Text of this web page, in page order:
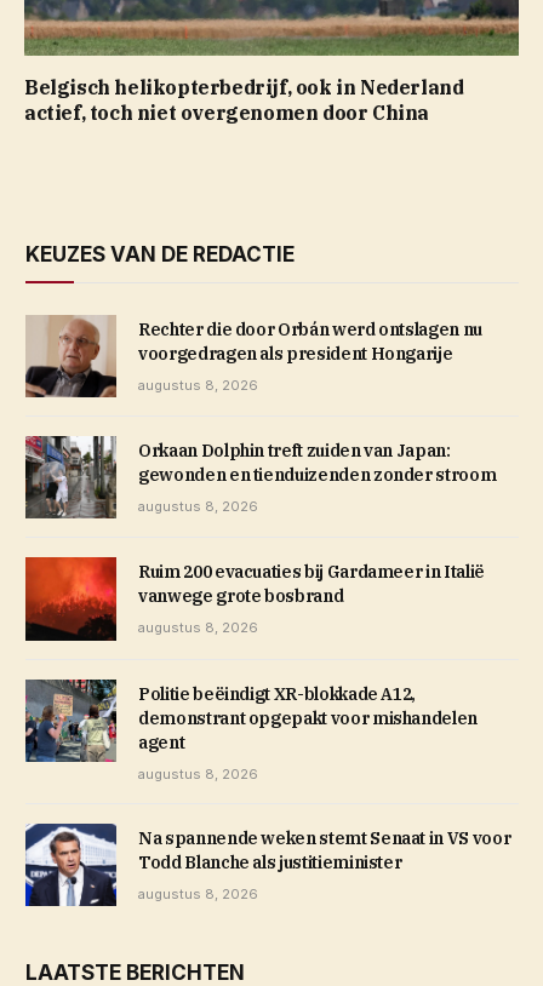
Belgisch helikopterbedrijf, ook in Nederland
actief, toch niet overgenomen door China
KEUZES VAN DE REDACTIE
Rechter die door Orbán werd ontslagen nu
voorgedragen als president Hongarije
augustus 8, 2026
Orkaan Dolphin treft zuiden van Japan:
gewonden en tienduizenden zonder stroom
augustus 8, 2026
Ruim 200 evacuaties bij Gardameer in Italië
vanwege grote bosbrand
augustus 8, 2026
Politie beëindigt XR-blokkade A12,
demonstrant opgepakt voor mishandelen
agent
augustus 8, 2026
Na spannende weken stemt Senaat in VS voor
Todd Blanche als justitieminister
augustus 8, 2026
LAATSTE BERICHTEN